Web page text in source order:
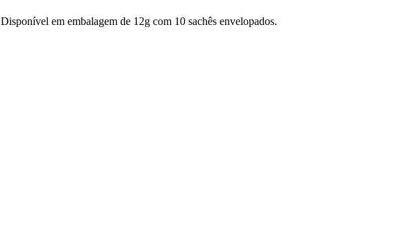
Disponível em embalagem de 12g com 10 sachês envelopados.